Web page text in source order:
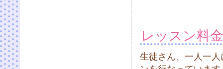
レッスン料金
生徒さん、一人一